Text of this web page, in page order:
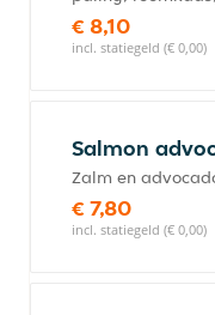
€ 8,10
incl. statiegeld (€ 0,00)
Salmon
Zalm en
€ 7,80
incl. statiegeld (€ 0,00)